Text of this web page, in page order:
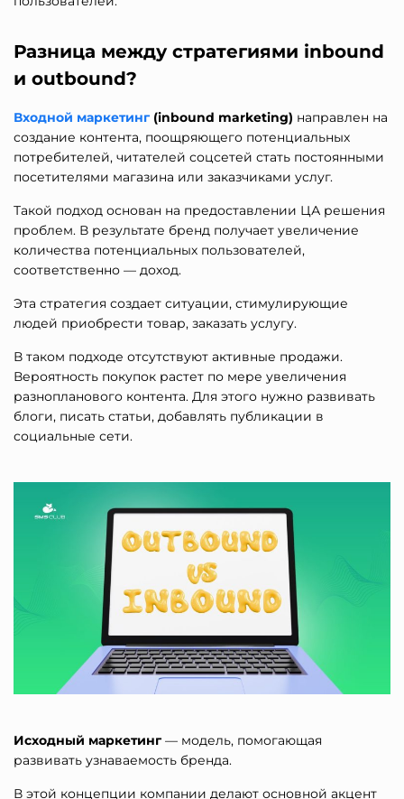
Разница между стратегиями inbound
и outbound?
Входной маркетинг (inbound marketing) направлен на
создание контента, поощряющего потенциальных
потребителей, читателей соцсетей стать постоянными
посетителями магазина или заказчиками услуг.
Такой подход основан на предоставлении ЦА решения
проблем. В результате бренд получает увеличение
количества потенциальных пользователей,
соответственно — доход.
Эта стратегия создает ситуации, стимулирующие
людей приобрести товар, заказать услугу.
В таком подходе отсутствуют активные продажи.
Вероятность покупок растет по мере увеличения
разнопланового контента. Для этого нужно развивать
блоги, писать статьи, добавлять публикации в
социальные сети.
Исходный маркетинг — модель, помогающая
развивать узнаваемость бренда.
В этой концепции компании делают основной акцент